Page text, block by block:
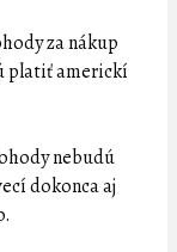
za nákup
platiť americkí
nebudú
dokonca aj